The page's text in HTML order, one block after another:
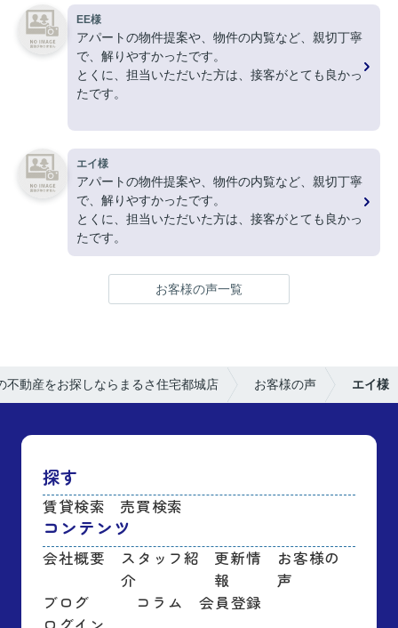
EE様
アパートの物件提案や、物件の内覧など、親切丁寧
で、解りやすかったです。
とくに、担当いただいた方は、接客がとても良かっ
たです。
ありがとうございました。
エイ様
アパートの物件提案や、物件の内覧など、親切丁寧
で、解りやすかったです。
とくに、担当いただいた方は、接客がとても良かっ
たです。
お客様の声一覧
不動産をお探しならまるさ住宅都城店 お客様の声 エイ様
探す
賃貸検索 売買検索
コンテンツ
会社概要
スタッフ紹
介
更新情
報
お客様の
声
ブログ
コラム
会員登録